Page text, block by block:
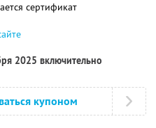
сертификат
2025 включительно
купоном